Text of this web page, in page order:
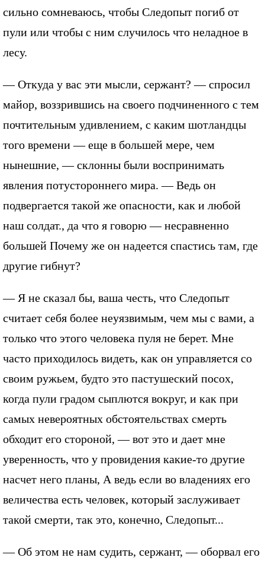
сильно сомневаюсь, чтобы Следопыт погиб от
пули или чтобы с ним случилось что неладное в
лесу.
— Откуда у вас эти мысли, сержант? — спросил
майор, воззрившись на своего подчиненного с тем
почтительным удивлением, с каким шотландцы
того времени — еще в большей мере, чем
нынешние, — склонны были воспринимать
явления потустороннего мира. — Ведь он
подвергается такой же опасности, как и любой
наш солдат., да что я говорю — несравненно
большей Почему же он надеется спастись там, где
другие гибнут?
— Я не сказал бы, ваша честь, что Следопыт
считает себя более неуязвимым, чем мы с вами, а
только что этого человека пуля не берет. Мне
часто приходилось видеть, как он управляется со
своим ружьем, будто это пастушеский посох,
когда пули градом сыплются вокруг, и как при
самых невероятных обстоятельствах смерть
обходит его стороной, — вот это и дает мне
уверенность, что у провидения какие-то другие
насчет него планы, А ведь если во владениях его
величества есть человек, который заслуживает
такой смерти, так это, конечно, Следопыт...
— Об этом не нам судить, сержант, — оборвал его